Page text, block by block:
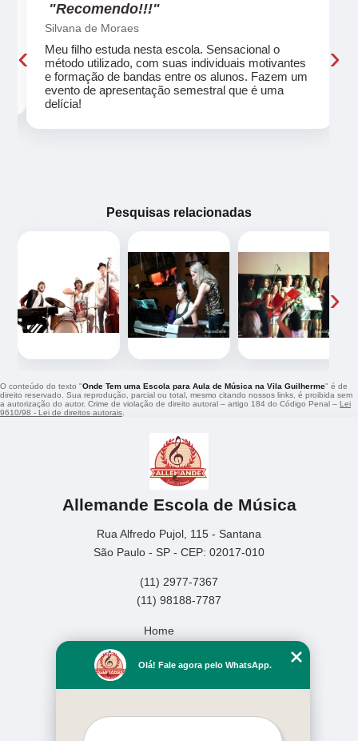
"Recomendo!!!"
Silvana de Moraes
Meu filho estuda nesta escola. Sensacional o
método utilizado, com suas individuais motivantes
e formação de bandas entre os alunos. Fazem um
evento de apresentação semestral que é uma
delícia!
‹ ›
Pesquisas relacionadas
‹ ›
O conteúdo do texto "Onde Tem uma Escola para Aula de Música na Vila Guilherme" é de
direito reservado. Sua reprodução, parcial ou total, mesmo citando nossos links, é proibida sem
a autorização do autor. Crime de violação de direito autoral – artigo 184 do Código Penal – Lei
9610/98 - Lei de direitos autorais
Allemande Escola de Música
Rua Alfredo Pujol, 115 - Santana
São Paulo - SP - CEP: 02017-010
(11) 2977-7367
(11) 98188-7787
Home
Missão
Serviços
Olá! Fale agora pelo WhatsApp.